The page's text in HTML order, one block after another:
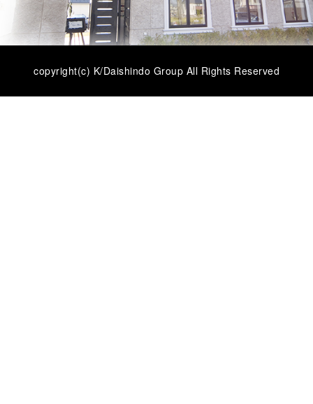
copyright(c) K/Daishindo Group All Rights Reserved